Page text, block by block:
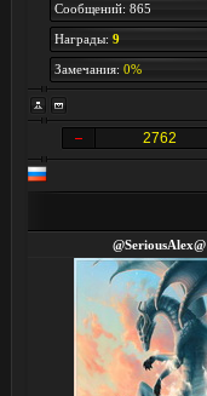
Сообщений: 865
Награды: 9
Замечания: 0%
2762
@SeriousAlex@